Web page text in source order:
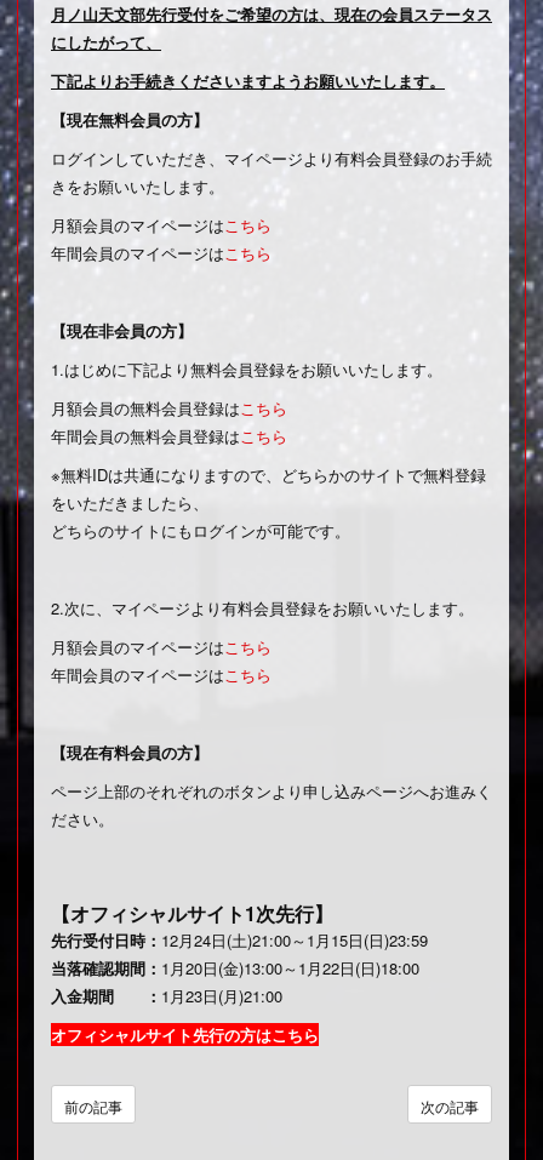
月ノ山天文部先行受付をご希望の方は、現在の会員ステータス
にしたがって、
下記よりお手続きくださいますようお願いいたします。
【現在無料会員の方】
ログインしていただき、マイページより有料会員登録のお手続
きをお願いいたします。
月額会員のマイページはこちら
年間会員のマイページはこちら
【現在非会員の方】
1.はじめに下記より無料会員登録をお願いいたします。
月額会員の無料会員登録はこちら
年間会員の無料会員登録はこちら
※無料IDは共通になりますので、どちらかのサイトで無料登録
をいただきましたら、
どちらのサイトにもログインが可能です。
2.次に、マイページより有料会員登録をお願いいたします。
月額会員のマイページはこちら
年間会員のマイページはこちら
【現在有料会員の方】
ページ上部のそれぞれのボタンより申し込みページへお進みく
ださい。
【オフィシャルサイト1次先行】
先行受付日時： 12月24日(土)21:00～1月15日(日)23:59
当落確認期間： 1月20日(金)13:00～1月22日(日)18:00
入金期間 ： 1月23日(月)21:00
オフィシャルサイト先行の方はこちら
次の記事
前の記事